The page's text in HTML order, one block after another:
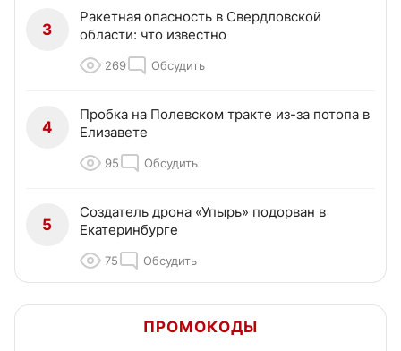
3
Ракетная опасность в Свердловской
области: что известно
269 Обсудить
4
Пробка на Полевском тракте из-за потопа в
Елизавете
95 Обсудить
5
Создатель дрона «Упырь» подорван в
Екатеринбурге
75 Обсудить
ПРОМОКОДЫ